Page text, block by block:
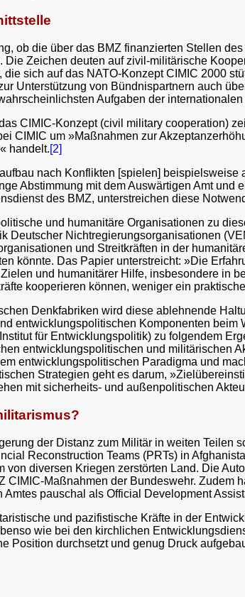
ob die über das BMZ finanzierten Stellen
Die Zeichen deuten auf zivil-militärische
sich auf das NATO-Konzept CIMIC 2000
Unterstützung von Bündnispartnern auch
Aufgaben der
CIMIC-Konzept (civil military cooperation)
CIMIC um »Maßnahmen zur
handelt.[2]
nach Konflikten [spielen]
Abstimmung mit dem Auswärtigen Amt
des BMZ, unterstreichen diese
und humanitäre Organisationen zu
Deutscher Nichtregierungsorganisationen
und Streitkräften in der
könnte. Das Papier unterstreicht: »Die
und humanitärer Hilfe, insbesondere in
kooperieren können, weniger ein
Denkfabriken wird diese ablehnende
entwicklungspolitischen Komponenten
für Entwicklungspolitik) zu folgendem
entwicklungspolitischen und militärischen
entwicklungspolitischen Paradigma und
Strategien geht es darum,
mit sicherheits- und außenpolitischen
der Distanz zum Militär in weiten
Reconstruction Teams (PRTs) in
von diversen Kriegen zerstörten Land. Die
CIMIC-Maßnahmen der Bundeswehr.
Amtes pauschal als Official Development
und pazifistische Kräfte in der
wie bei den kirchlichen
Position durchsetzt und genug Druck